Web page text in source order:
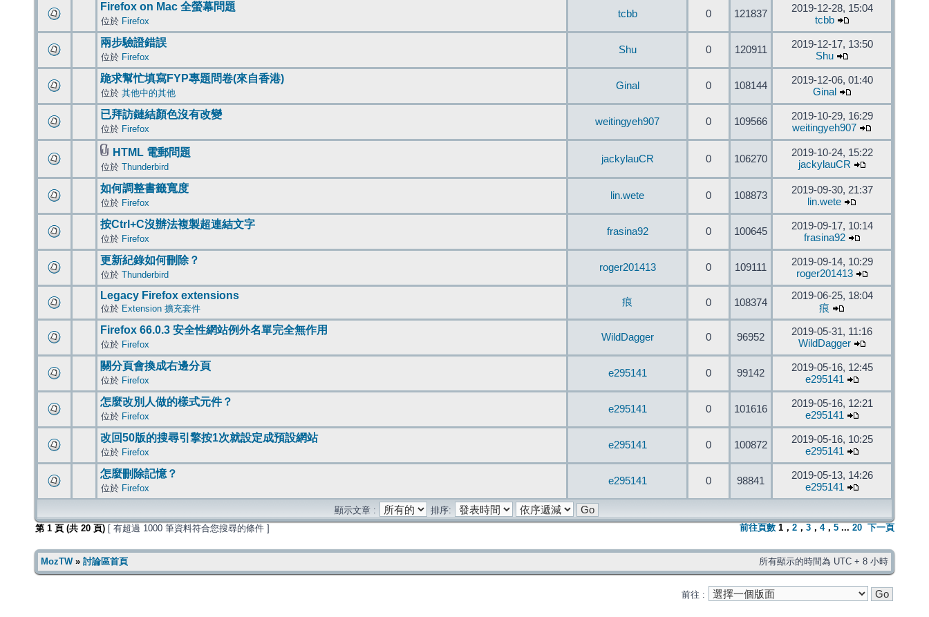
Firefox on Mac 全螢幕問題
位於 Firefox
tcbb 0 121837
2019-12-28, 15:04
tcbb
兩步驗證錯誤
位於 Firefox
Shu 0 120911
2019-12-17, 13:50
Shu
跪求幫忙填寫FYP專題問卷(來自香港)
位於 其他中的其他
Ginal 0 108144
2019-12-06, 01:40
Ginal
已拜訪鏈結顏色沒有改變
位於 Firefox
weitingyeh907 0 109566
2019-10-29, 16:29
weitingyeh907
HTML 電郵問題
位於 Thunderbird
jackylauCR 0 106270
2019-10-24, 15:22
jackylauCR
如何調整書籤寬度
位於 Firefox
lin.wete 0 108873
2019-09-30, 21:37
lin.wete
按Ctrl+C沒辦法複製超連結文字
位於 Firefox
frasina92 0 100645
2019-09-17, 10:14
frasina92
更新紀錄如何刪除？
位於 Thunderbird
roger201413 0 109111
2019-09-14, 10:29
roger201413
Legacy Firefox extensions
位於 Extension 擴充套件
痕 0 108374
2019-06-25, 18:04
痕
Firefox 66.0.3 安全性網站例外名單完全無作用
位於 Firefox
WildDagger 0 96952
2019-05-31, 11:16
WildDagger
關分頁會換成右邊分頁
位於 Firefox
e295141 0 99142
2019-05-16, 12:45
e295141
怎麼改別人做的樣式元件？
位於 Firefox
e295141 0 101616
2019-05-16, 12:21
e295141
改回50版的搜尋引擎按1次就設定成預設網站
位於 Firefox
e295141 0 100872
2019-05-16, 10:25
e295141
怎麼刪除記憶？
位於 Firefox
e295141 0 98841
2019-05-13, 14:26
e295141
顯示文章 :
排序:
第 1 頁 (共 20 頁) [ 有超過 1000 筆資料符合您搜尋的條件 ] 前往頁數 1 ， 2 ， 3 ， 4， 5 ... 20 下一頁
MozTW» 討論區首頁 所有顯示的時間為 UTC + 8 小時
前往 :